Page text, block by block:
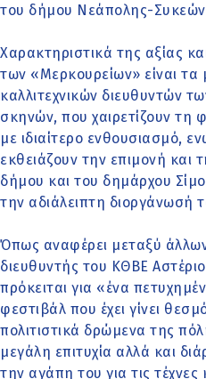
του δήμου Νεάπολης-
Χαρακτηριστικά της αξίας
των «Μερκουρείων» είναι τα
καλλιτεχνικών διευθυντών
σκηνών, που χαιρετίζουν τη
με ιδιαίτερο ενθουσιασμό,
εκθειάζουν την επιμονή και
δήμου και του δημάρχου
την αδιάλειπτη διοργάνωσή
Όπως αναφέρει μεταξύ άλλων
διευθυντής του ΚΘΒΕ
πρόκειται για «ένα
φεστιβάλ που έχει γίνει
πολιτιστικά δρώμενα της
μεγάλη επιτυχία αλλά και
την αγάπη του για τις τέχνες